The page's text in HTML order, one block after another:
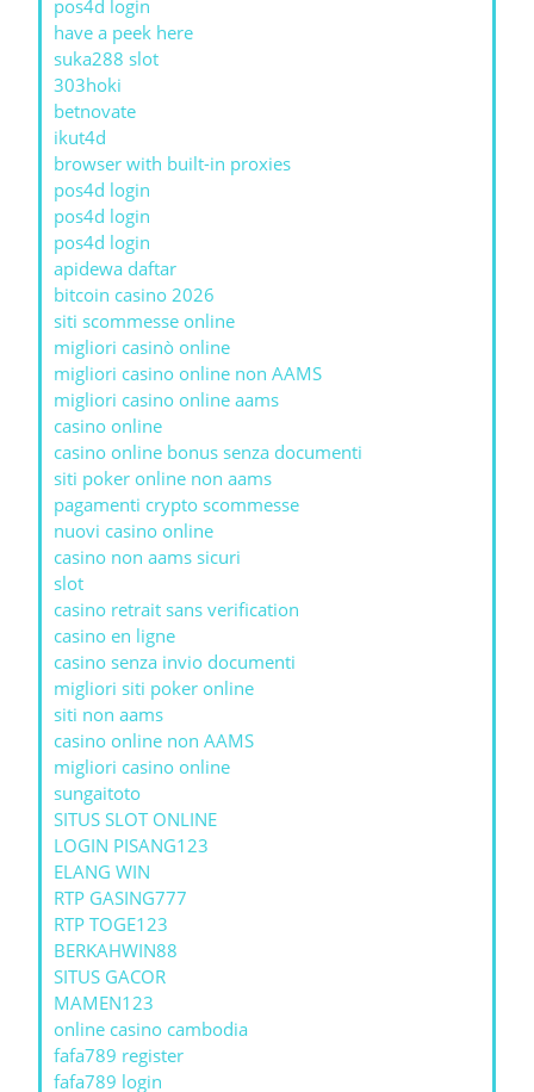
pos4d login
have a peek here
suka288 slot
303hoki
betnovate
ikut4d
browser with built-in proxies
pos4d login
pos4d login
pos4d login
apidewa daftar
bitcoin casino 2026
siti scommesse online
migliori casinò online
migliori casino online non AAMS
migliori casino online aams
casino online
casino online bonus senza documenti
siti poker online non aams
pagamenti crypto scommesse
nuovi casino online
casino non aams sicuri
slot
casino retrait sans verification
casino en ligne
casino senza invio documenti
migliori siti poker online
siti non aams
casino online non AAMS
migliori casino online
sungaitoto
SITUS SLOT ONLINE
LOGIN PISANG123
ELANG WIN
RTP GASING777
RTP TOGE123
BERKAHWIN88
SITUS GACOR
MAMEN123
online casino cambodia
fafa789 register
fafa789 login